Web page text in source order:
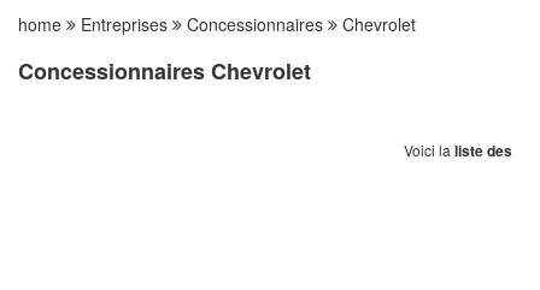
home Entreprises Concessionnaires Chevrolet
Concessionnaires Chevrolet
Voici la liste des